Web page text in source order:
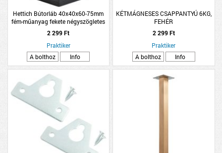
Hettich Bútorláb 40x40x60-75mm
fém-műanyag fekete négyszögletes
2 299 Ft
Praktiker
A bolthoz
Info
KÉTMÁGNESES CSAPPANTYÚ 6KG,
FEHÉR
2 299 Ft
Praktiker
A bolthoz
Info